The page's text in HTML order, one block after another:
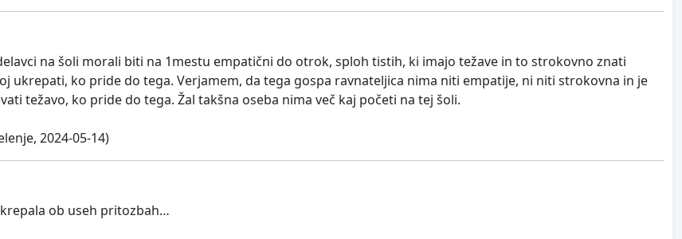
na šoli morali biti na 1mestu empatični do otrok, sploh tistih, ki imajo težave in to strokovno znati
ukrepati, ko pride do tega. Verjamem, da tega gospa ravnateljica nima niti empatije, ni niti strokovna in je
težavo, ko pride do tega. Žal takšna oseba nima več kaj početi na tej šoli.
2024-05-14)
ob useh pritozbah…